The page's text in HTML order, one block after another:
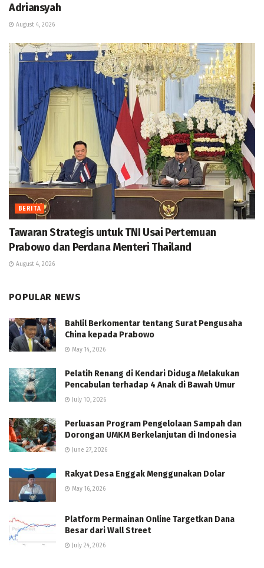
Adriansyah
August 4, 2026
BERITA
Tawaran Strategis untuk TNI Usai Pertemuan
Prabowo dan Perdana Menteri Thailand
August 4, 2026
POPULAR NEWS
Bahlil Berkomentar tentang Surat Pengusaha
China kepada Prabowo
May 14, 2026
Pelatih Renang di Kendari Diduga Melakukan
Pencabulan terhadap 4 Anak di Bawah Umur
July 10, 2026
Perluasan Program Pengelolaan Sampah dan
Dorongan UMKM Berkelanjutan di Indonesia
June 27, 2026
Rakyat Desa Enggak Menggunakan Dolar
May 16, 2026
Platform Permainan Online Targetkan Dana
Besar dari Wall Street
July 24, 2026